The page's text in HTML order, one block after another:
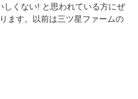
しくない! と思われている方にぜ
ます。以前は三ツ星ファームの